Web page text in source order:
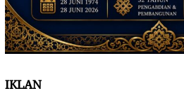
IKLAN